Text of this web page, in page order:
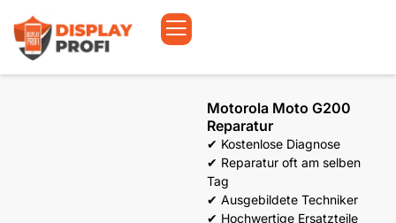
Motorola Moto G200
Reparatur
✔ Kostenlose Diagnose
✔ Reparatur oft am selben
Tag
✔ Ausgebildete Techniker
✔ Hochwertige Ersatzteile